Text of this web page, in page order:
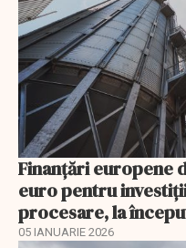
Finanţări europene
euro pentru
procesare, la
05 IANUARIE 2026